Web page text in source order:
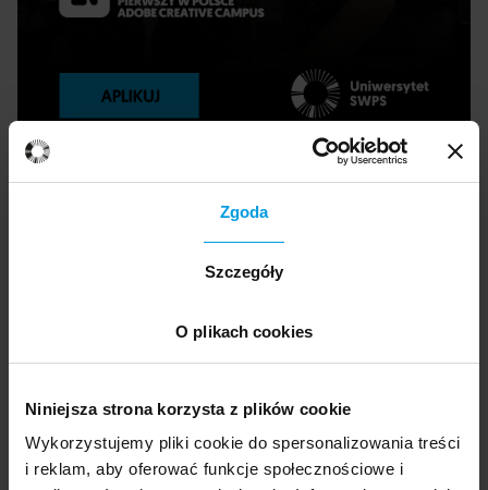
Zgoda
Szczegóły
O plikach cookies
Niniejsza strona korzysta z plików cookie
Wykorzystujemy pliki cookie do spersonalizowania treści
i reklam, aby oferować funkcje społecznościowe i
praktyk w dziedzinie nowych mediów oraz
skupiają się na zagadnieniach związanych z
dźwiękiem w mediach interaktywnych, a jego